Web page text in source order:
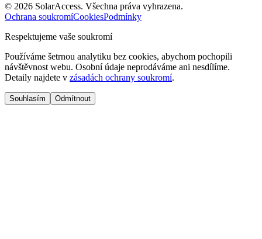
© 2026 SolarAccess. Všechna práva vyhrazena.
Ochrana soukromíCookiesPodmínky
Respektujeme vaše soukromí
Používáme šetrnou analytiku bez cookies, abychom pochopili
návštěvnost webu. Osobní údaje neprodáváme ani nesdílíme.
Detaily najdete v zásadách ochrany soukromí.
Souhlasím Odmítnout